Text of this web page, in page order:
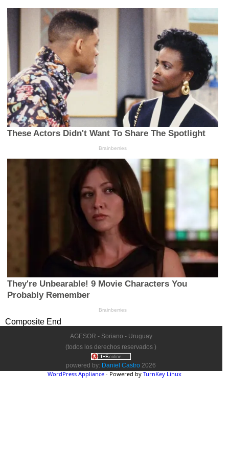
Composite End
AGESOR - Soriano - Uruguay
(todos los derechos reservados )
powered by: Daniel Castro 2026
WordPress Appliance - Powered by TurnKey Linux